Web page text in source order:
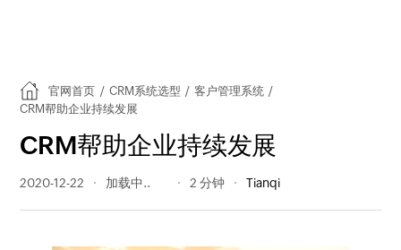
官网首页 / CRM系统选型 / 客户管理系统 /
CRM帮助企业持续发展
CRM帮助企业持续发展
2020-12-22 239 阅读量 2 分钟 Tianqi